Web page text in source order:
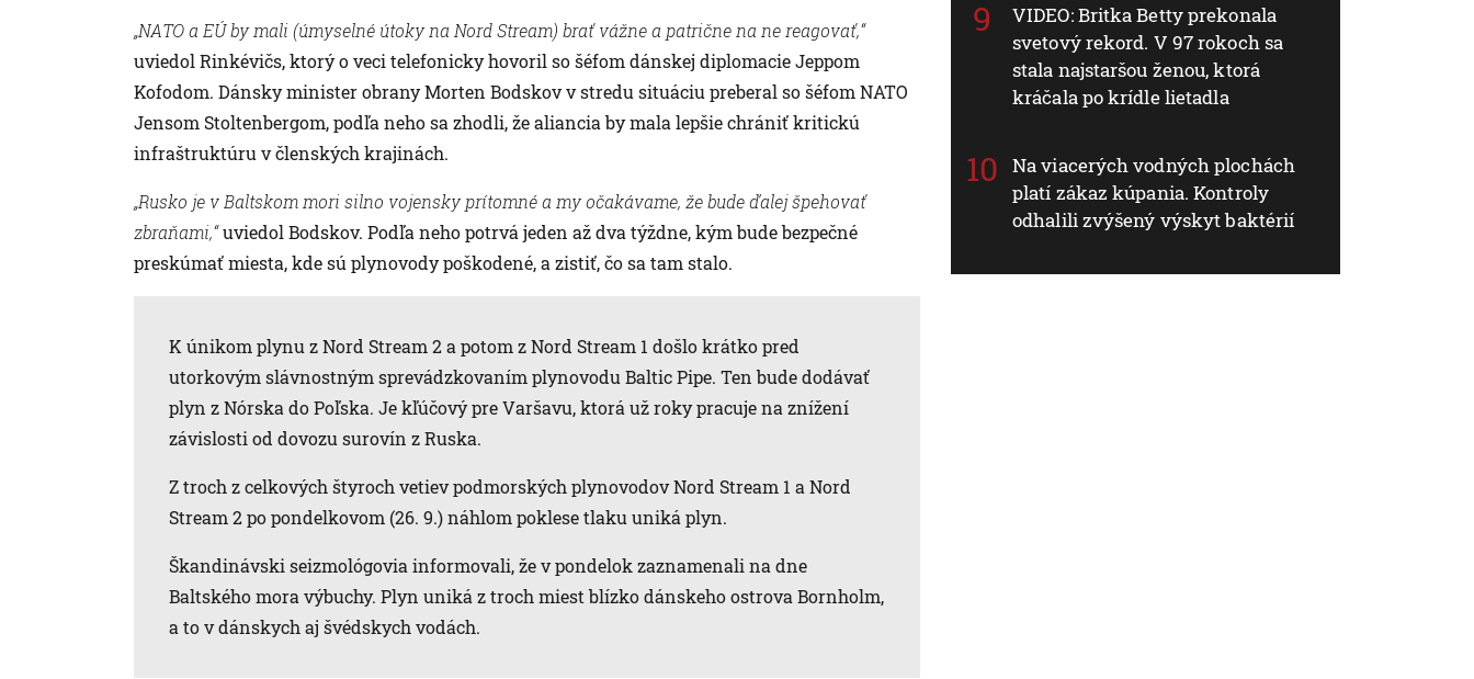
„NATO a EÚ by mali (úmyselné útoky na Nord Stream) brať vážne a patrične na ne reagovať,“
uviedol Rinkévičs, ktorý o veci telefonicky hovoril so šéfom dánskej diplomacie Jeppom
Kofodom. Dánsky minister obrany Morten Bodskov v stredu situáciu preberal so šéfom NATO
Jensom Stoltenbergom, podľa neho sa zhodli, že aliancia by mala lepšie chrániť kritickú
infraštruktúru v členských krajinách.
„Rusko je v Baltskom mori silno vojensky prítomné a my očakávame, že bude ďalej špehovať
zbraňami,“uviedol Bodskov. Podľa neho potrvá jeden až dva týždne, kým bude bezpečné
preskúmať miesta, kde sú plynovody poškodené, a zistiť, čo sa tam stalo.
K únikom plynu z Nord Stream 2 a potom z Nord Stream 1 došlo krátko pred
utorkovým slávnostným sprevádzkovaním plynovodu Baltic Pipe. Ten bude dodávať
plyn z Nórska do Poľska. Je kľúčový pre Varšavu, ktorá už roky pracuje na znížení
závislosti od dovozu surovín z Ruska.
Z troch z celkových štyroch vetiev podmorských plynovodov Nord Stream 1 a Nord
Stream 2 po pondelkovom (26. 9.) náhlom poklese tlaku uniká plyn.
Škandinávski seizmológovia informovali, že v pondelok zaznamenali na dne
Baltského mora výbuchy. Plyn uniká z troch miest blízko dánskeho ostrova Bornholm,
a to v dánskych aj švédskych vodách.
VIDEO: Britka Betty prekonala
svetový rekord. V 97 rokoch sa
stala najstaršou ženou, ktorá
kráčala po krídle lietadla
Na viacerých vodných plochách
platí zákaz kúpania. Kontroly
odhalili zvýšený výskyt baktérií